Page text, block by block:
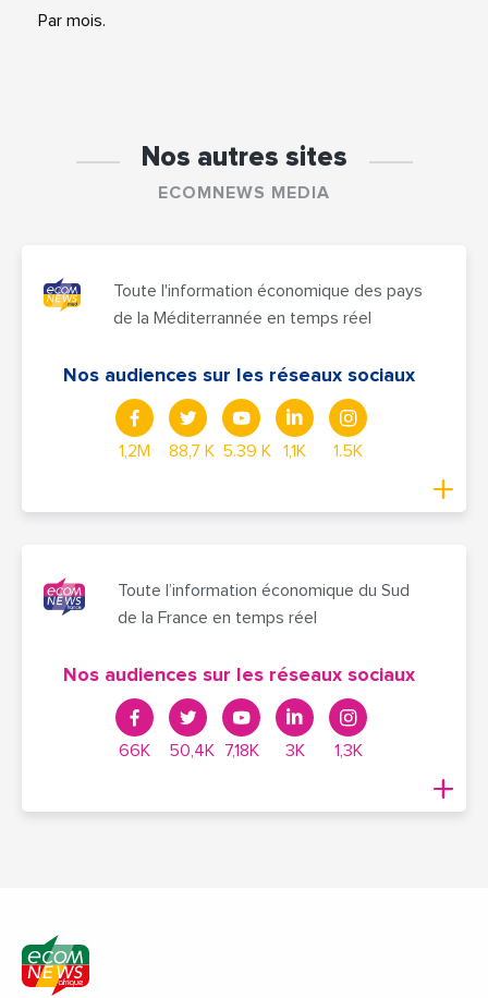
Par mois.
Nos autres sites
ECOMNEWS MEDIA
Toute l'information économique des pays
de la Méditerrannée en temps réel
Nos audiences sur les réseaux sociaux
1,2M 88,7 K 5.39 K 1,1K 1.5K
Toute l’information économique du Sud
de la France en temps réel
Nos audiences sur les réseaux sociaux
66K 50,4K 7,18K 3K 1,3K